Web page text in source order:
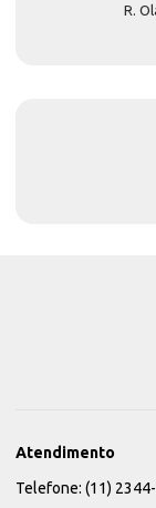
R.
Atendimento
Telefone: (11)